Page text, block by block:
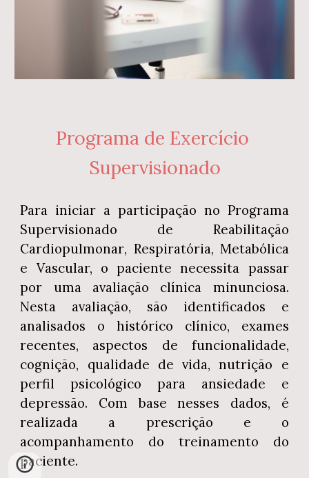
Programa de Exercício
Supervisionado
Para iniciar a participação no Programa
Supervisionado de Reabilitação
Cardiopulmonar, Respiratória, Metabólica
e Vascular, o paciente necessita passar
por uma avaliação clínica minunciosa.
Nesta avaliação, são identificados e
analisados o histórico clínico, exames
recentes, aspectos de funcionalidade,
cognição, qualidade de vida, nutrição e
perfil psicológico para ansiedade e
depressão. Com base nesses dados, é
realizada a prescrição e o
acompanhamento do treinamento do
paciente.